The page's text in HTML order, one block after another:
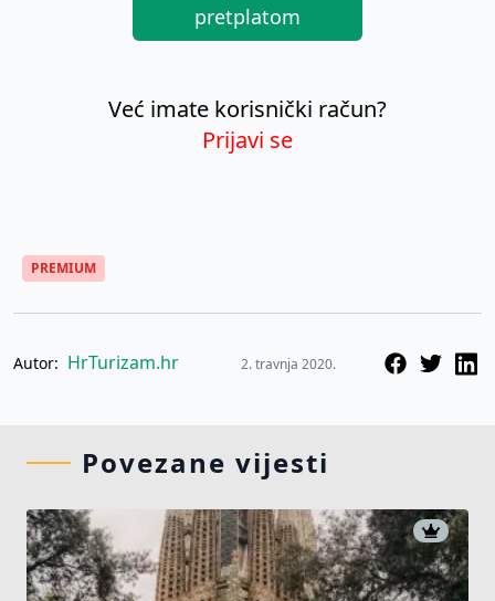
pretplatom
Već imate korisnički račun?
Prijavi se
PREMIUM
Autor: HrTurizam.hr 2. travnja 2020.
Povezane vijesti